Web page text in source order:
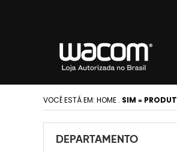
VOCÊ ESTÁ EM: HOME . SIM »
DEPARTAMENTO